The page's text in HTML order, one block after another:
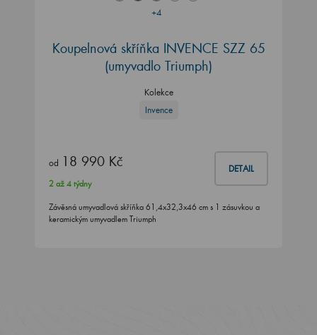
+4
Koupelnová skříňka INVENCE SZZ 65
(umyvadlo Triumph)
Kolekce
Invence
od 18 990 Kč DETAIL
2 až 4 týdny
Závěsná umyvadlová skříňka 61,4x32,3x46 cm s 1 zásuvkou a
keramickým umyvadlem Triumph